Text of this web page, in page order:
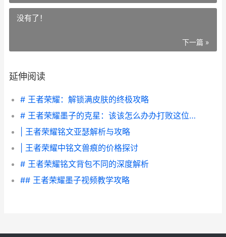
没有了！
下一篇 »
延伸阅读
# 王者荣耀：解锁满皮肤的终极攻略
# 王者荣耀墨子的克星：该该怎么办办打败这位强大的辅助
| 王者荣耀铭文亚瑟解析与攻略
| 王者荣耀中铭文兽痕的价格探讨
# 王者荣耀铭文背包不同的深度解析
## 王者荣耀墨子视频教学攻略